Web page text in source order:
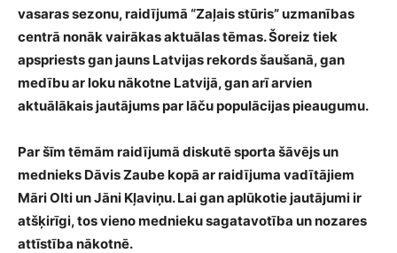
vasaras sezonu, raidījumā “Zaļais stūris” uzmanības
centrā nonāk vairākas aktuālas tēmas. Šoreiz tiek
apspriests gan jauns Latvijas rekords šaušanā, gan
medību ar loku nākotne Latvijā, gan arī arvien
aktuālākais jautājums par lāču populācijas pieaugumu.
Par šīm tēmām raidījumā diskutē sporta šāvējs un
mednieks Dāvis Zaube kopā ar raidījuma vadītājiem
Māri Olti un Jāni Kļaviņu. Lai gan aplūkotie jautājumi ir
atšķirīgi, tos vieno mednieku sagatavotība un nozares
attīstība nākotnē.